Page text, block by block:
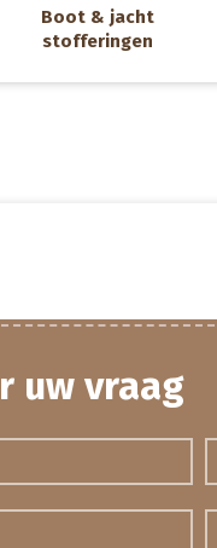
Boot & jacht
stofferingen
uw vraag